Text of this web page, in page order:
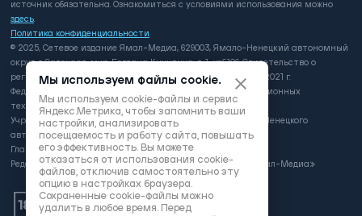
источник обязательна. Ознакомиться с условиями использования можно
здесь.
Политика конфиденциальности.
© 2025, Сетевое издание Ямал-Медиа, 629003, Ямало-Ненецкий автономный
округ, г. Салехард, мкр. Богдана Кнунянца, д. 1, каб.106. Свидетельство о
регистрации: серия ЭЛ № ФС 77 - 81649 выдано 3 августа 2021 г.
Федеральной службой по надзору в сфере связи, информационных
технологий и массовых коммуникаций
Учредитель: Департамент внутренней политики Ямало-Ненецкого
автономного округа
Главный редактор: А.Л. Поздеев
Редакция: автономная некоммерческая организация «Ямал-Медиа»
Мы используем файлы cookie.
Мы используем cookie-файлы и сервис
Яндекс.Метрика, чтобы запомнить ваши
настройки, анализировать
посещаемость и работу сайта, повышать
его эффективность. Вы можете
отказаться от использования cookie-
файлов, отключив самостоятельно эту
опцию в настройках браузера.
Сохраненные cookie-файлы можно
удалить в любое время. Перед